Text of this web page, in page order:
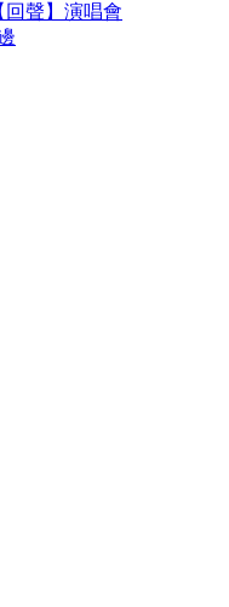
回聲】演唱會